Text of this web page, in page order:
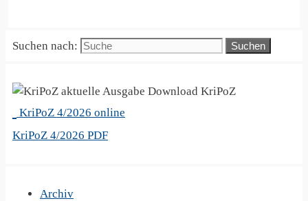
Suchen nach:
KriPoZ
KriPoZ 4/2026 online
KriPoZ 4/2026 PDF
Archiv